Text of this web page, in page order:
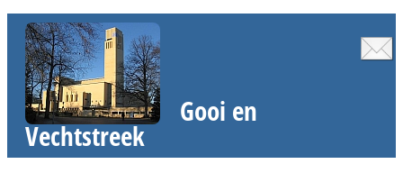
Gooi en
Vechtstreek